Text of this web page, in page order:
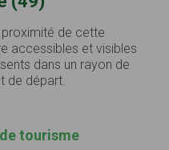
de cette
accessibles et visibles
dans un rayon de
de départ.
tourisme